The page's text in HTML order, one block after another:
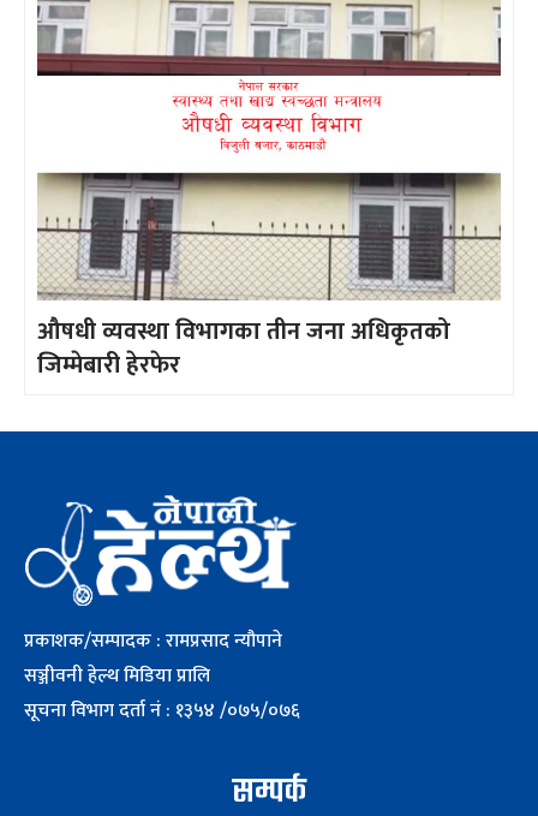
औषधी व्यवस्था विभागका तीन जना अधिकृतको
जिम्मेबारी हेरफेर
प्रकाशक/सम्पादक : रामप्रसाद न्यौपाने
सञ्जीवनी हेल्थ मिडिया प्रालि
सूचना विभाग दर्ता नं : १३५४ /०७५/०७६
सम्पर्क